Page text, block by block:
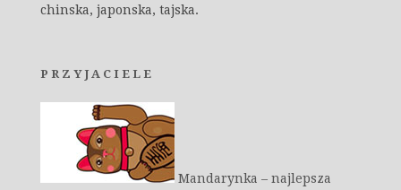
chinska, japonska, tajska.
PRZYJACIELE
Mandarynka – najlepsza